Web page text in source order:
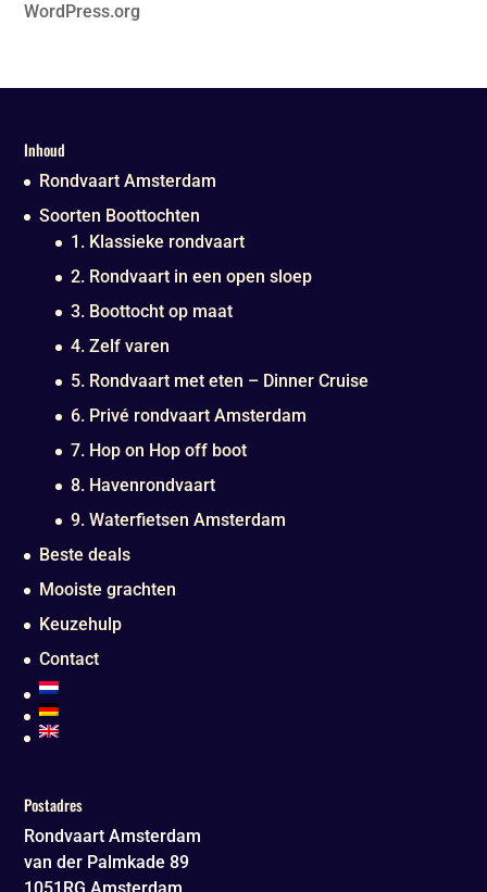
WordPress.org
Inhoud
Rondvaart Amsterdam
Soorten Boottochten
1. Klassieke rondvaart
2. Rondvaart in een open sloep
3. Boottocht op maat
4. Zelf varen
5. Rondvaart met eten – Dinner Cruise
6. Privé rondvaart Amsterdam
7. Hop on Hop off boot
8. Havenrondvaart
9. Waterfietsen Amsterdam
Beste deals
Mooiste grachten
Keuzehulp
Contact
Postadres
Rondvaart Amsterdam
van der Palmkade 89